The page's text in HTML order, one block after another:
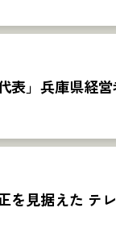
表」兵庫県経
を見据えた テ